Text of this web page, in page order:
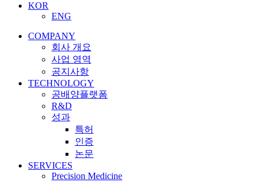
KOR
ENG
COMPANY
회사 개요
사업 영역
공지사항
TECHNOLOGY
공배양플랫폼
R&D
성과
특허
인증
논문
SERVICES
Precision Medicine